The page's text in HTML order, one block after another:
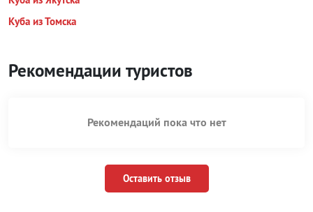
Куба из Томска
Рекомендации туристов
Рекомендаций пока что нет
Оставить отзыв